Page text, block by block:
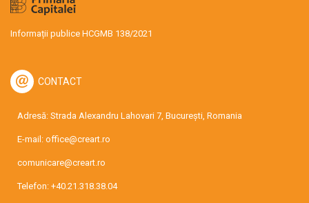
Informații publice HCGMB 138/2021
CONTACT
Adresă: Strada Alexandru Lahovari 7, București, Romania
E-mail: office@creart.ro
comunicare@creart.ro
Telefon: +40.21.318.38.04